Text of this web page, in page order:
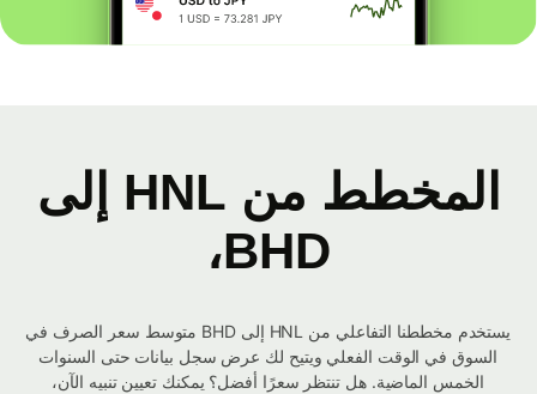
المخطط من HNL إلى
BHD،
يستخدم مخططنا التفاعلي من HNL إلى BHD متوسط ​​سعر الصرف في
السوق في الوقت الفعلي ويتيح لك عرض سجل بيانات حتى السنوات
الخمس الماضية. هل تنتظر سعرًا أفضل؟ يمكنك تعيين تنبيه الآن،